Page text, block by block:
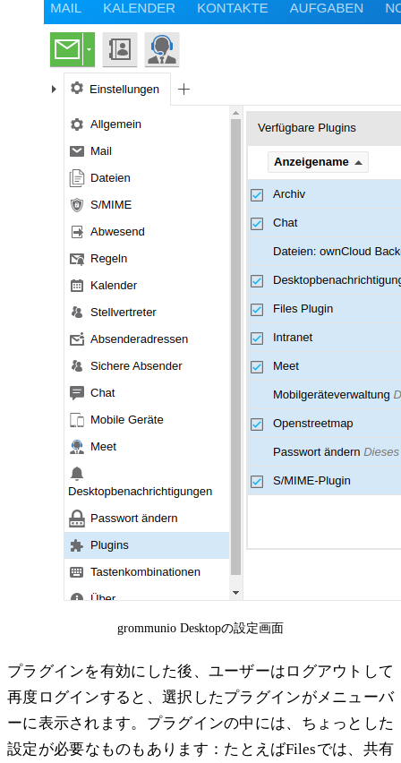
grommunio Desktopの設定画面
プラグインを有効にした後、ユーザーはログアウトして
再度ログインすると、選択したプラグインがメニューバ
ーに表示されます。プラグインの中には、ちょっとした
設定が必要なものもあります：たとえばFilesでは、共有